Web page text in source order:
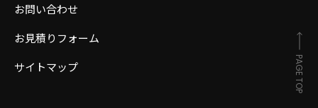
お問い合わせ
お見積りフォーム
サイトマップ
PAGE TOP